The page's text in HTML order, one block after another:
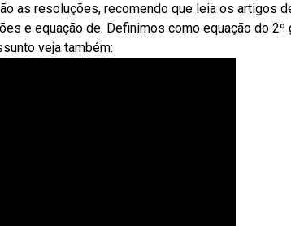
as resoluções, recomendo que leia os artigos
e equação de. Definimos como equação do 2º
veja também: